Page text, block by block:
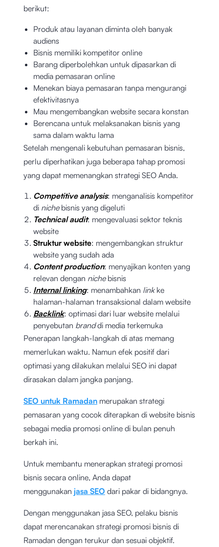
berikut:
Produk atau layanan diminta oleh banyak
audiens
Bisnis memiliki kompetitor online
Barang diperbolehkan untuk dipasarkan di
media pemasaran online
Menekan biaya pemasaran tanpa mengurangi
efektivitasnya
Mau mengembangkan website secara konstan
Berencana untuk melaksanakan bisnis yang
sama dalam waktu lama
Setelah mengenali kebutuhan pemasaran bisnis,
perlu diperhatikan juga beberapa tahap promosi
yang dapat memenangkan strategi SEO Anda.
Competitive analysis: menganalisis kompetitor
di nichebisnis yang digeluti
Technical audit: mengevaluasi sektor teknis
website
Struktur website: mengembangkan struktur
website yang sudah ada
Content production: menyajikan konten yang
relevan dengan nichebisnis
Internal linking: menambahkan linkke
halaman-halaman transaksional dalam website
Backlink: optimasi dari luar website melalui
penyebutan branddi media terkemuka
Penerapan langkah-langkah di atas memang
memerlukan waktu. Namun efek positif dari
optimasi yang dilakukan melalui SEO ini dapat
dirasakan dalam jangka panjang.
SEO untuk Ramadan merupakan strategi
pemasaran yang cocok diterapkan di website bisnis
sebagai media promosi online di bulan penuh
berkah ini.
Untuk membantu menerapkan strategi promosi
bisnis secara online, Anda dapat
menggunakan jasa SEO dari pakar di bidangnya.
Dengan menggunakan jasa SEO, pelaku bisnis
dapat merencanakan strategi promosi bisnis di
Ramadan dengan terukur dan sesuai objektif.